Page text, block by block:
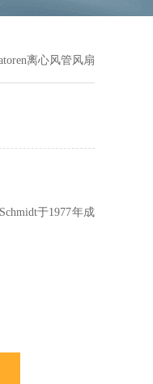
离心风管风扇
于1977年成